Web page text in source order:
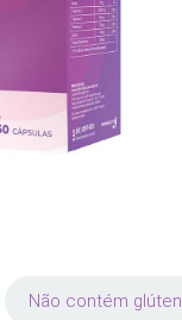
Não contém glúten